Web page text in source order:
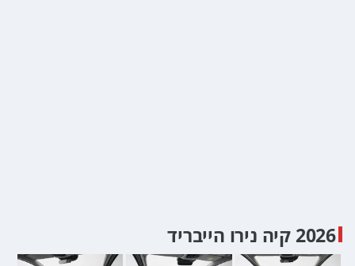
2026 קיה נירו הייבריד